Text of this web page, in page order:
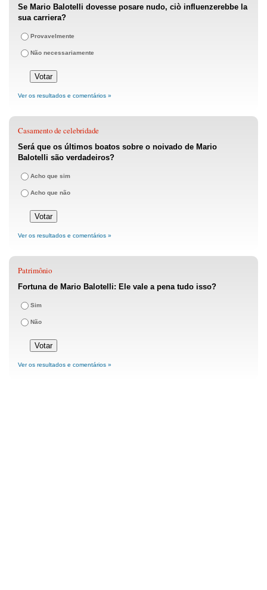
Se Mario Balotelli dovesse posare nudo, ciò influenzerebbe la
sua carriera?
Provavelmente
Não necessariamente
Ver os resultados e comentários »
Casamento de celebridade
Será que os últimos boatos sobre o noivado de Mario
Balotelli são verdadeiros?
Acho que sim
Acho que não
Ver os resultados e comentários »
Patrimônio
Fortuna de Mario Balotelli: Ele vale a pena tudo isso?
Sim
Não
Ver os resultados e comentários »